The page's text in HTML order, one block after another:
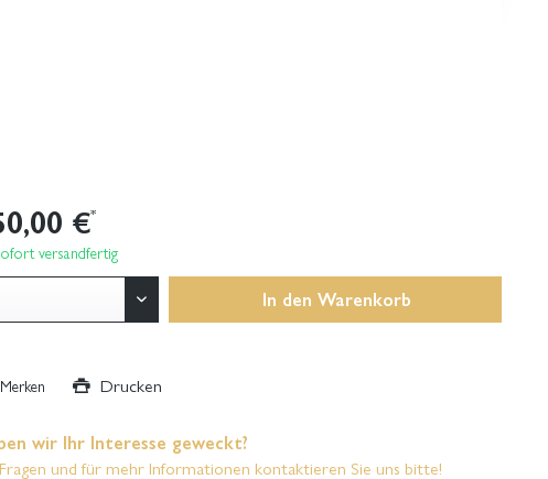
€*
versandfertig
In den Warenkorb
Merken Drucken
wir Ihr Interesse geweckt?
und für mehr Informationen kontaktieren Sie uns bitte!